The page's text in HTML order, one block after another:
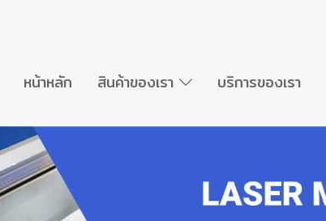
หน้าหลัก สินค้าของเรา บริการของเรา